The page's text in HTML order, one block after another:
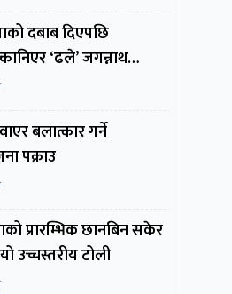
दबाब दिएपछि
‘ढले’ जगन्नाथ
बलात्कार गर्ने
पक्राउ
प्रारम्भिक छानबिन सकेर
उच्चस्तरीय टोली